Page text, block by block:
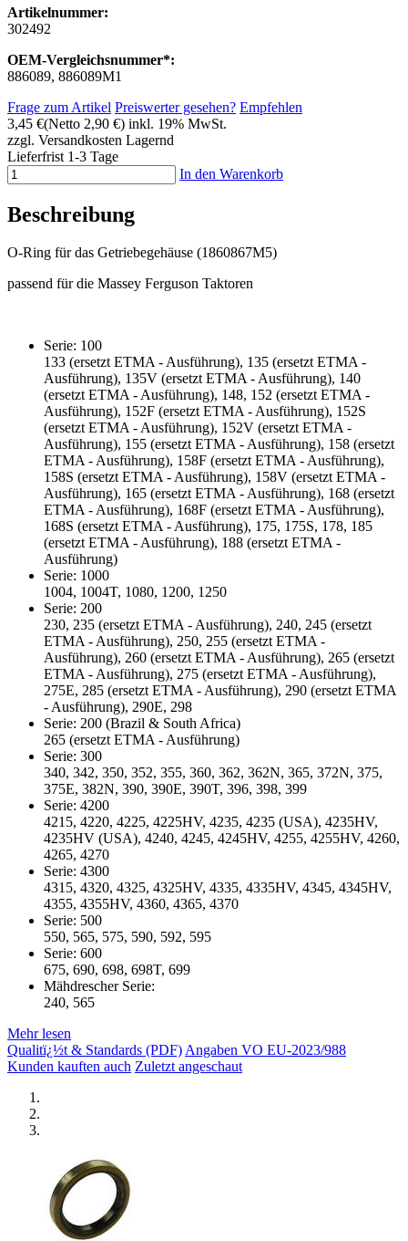
Artikelnummer:
302492
OEM-Vergleichsnummer*:
886089, 886089M1
Frage zum Artikel Preiswerter gesehen? Empfehlen
3,45 €(Netto 2,90 €) inkl. 19% MwSt.
zzgl. Versandkosten Lagernd
Lieferfrist 1-3 Tage
In den Warenkorb
Beschreibung
O-Ring für das Getriebegehäuse (1860867M5)
passend für die Massey Ferguson Taktoren
Serie: 100
133 (ersetzt ETMA - Ausführung), 135 (ersetzt ETMA -
Ausführung), 135V (ersetzt ETMA - Ausführung), 140
(ersetzt ETMA - Ausführung), 148, 152 (ersetzt ETMA -
Ausführung), 152F (ersetzt ETMA - Ausführung), 152S
(ersetzt ETMA - Ausführung), 152V (ersetzt ETMA -
Ausführung), 155 (ersetzt ETMA - Ausführung), 158 (ersetzt
ETMA - Ausführung), 158F (ersetzt ETMA - Ausführung),
158S (ersetzt ETMA - Ausführung), 158V (ersetzt ETMA -
Ausführung), 165 (ersetzt ETMA - Ausführung), 168 (ersetzt
ETMA - Ausführung), 168F (ersetzt ETMA - Ausführung),
168S (ersetzt ETMA - Ausführung), 175, 175S, 178, 185
(ersetzt ETMA - Ausführung), 188 (ersetzt ETMA -
Ausführung)
Serie: 1000
1004, 1004T, 1080, 1200, 1250
Serie: 200
230, 235 (ersetzt ETMA - Ausführung), 240, 245 (ersetzt
ETMA - Ausführung), 250, 255 (ersetzt ETMA -
Ausführung), 260 (ersetzt ETMA - Ausführung), 265 (ersetzt
ETMA - Ausführung), 275 (ersetzt ETMA - Ausführung),
275E, 285 (ersetzt ETMA - Ausführung), 290 (ersetzt ETMA
- Ausführung), 290E, 298
Serie: 200 (Brazil & South Africa)
265 (ersetzt ETMA - Ausführung)
Serie: 300
340, 342, 350, 352, 355, 360, 362, 362N, 365, 372N, 375,
375E, 382N, 390, 390E, 390T, 396, 398, 399
Serie: 4200
4215, 4220, 4225, 4225HV, 4235, 4235 (USA), 4235HV,
4235HV (USA), 4240, 4245, 4245HV, 4255, 4255HV, 4260,
4265, 4270
Serie: 4300
4315, 4320, 4325, 4325HV, 4335, 4335HV, 4345, 4345HV,
4355, 4355HV, 4360, 4365, 4370
Serie: 500
550, 565, 575, 590, 592, 595
Serie: 600
675, 690, 698, 698T, 699
Mähdrescher Serie:
240, 565
Mehr lesen
Qualitï¿½t & Standards (PDF)Angaben VO EU-2023/988
Kunden kauften auch Zuletzt angeschaut